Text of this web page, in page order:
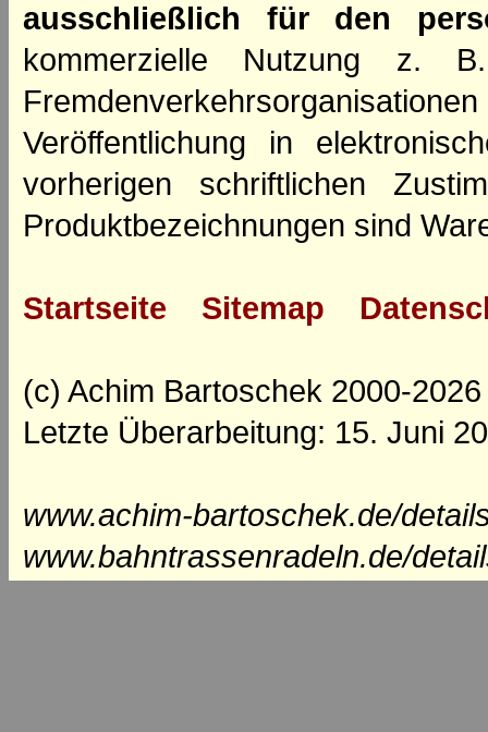
ausschließlich für den
kommerzielle Nutzung z.
Veröffentlichung in
vorherigen schriftlichen
Produktbezeichnungen sind
Startseite Sitemap
(c) Achim Bartoschek 2000-2026
Letzte Überarbeitung: 15. Juni
www.achim-bartoschek.de/
www.bahntrassenradeln.de/